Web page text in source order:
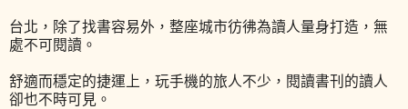
台北，除了找書容易外，整座城市彷彿為讀人量身打造，無
處不可閱讀。
舒適而穩定的捷運上，玩手機的旅人不少，閱讀書刊的讀人
卻也不時可見。